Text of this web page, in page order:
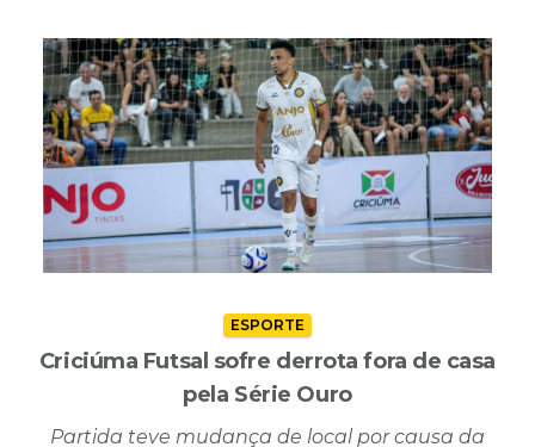
Criciúma, SC - 30/06/2026 - 18H17MIN
ESPORTE
Criciúma Futsal sofre derrota fora de casa